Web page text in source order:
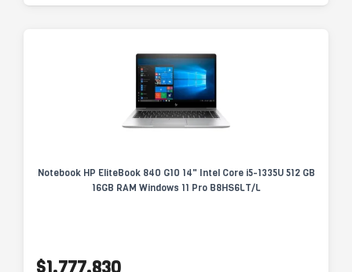
Notebook HP EliteBook 840 G10 14" Intel Core i5-1335U 512 GB
16GB RAM Windows 11 Pro B8HS6LT/L